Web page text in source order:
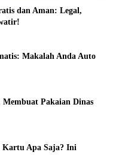
dan Aman: Legal,
Makalah Anda Auto
Pakaian Dinas
Kartu Apa Saja? Ini